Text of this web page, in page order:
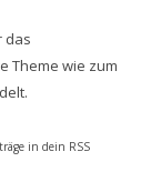
das
Theme wie zum
in dein RSS